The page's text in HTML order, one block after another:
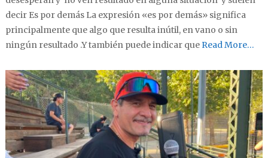
decir Es por demás La expresión «es por demás» significa
principalmente que algo que resulta inútil, en vano o sin
ningún resultado .Y también puede indicar queRead More…